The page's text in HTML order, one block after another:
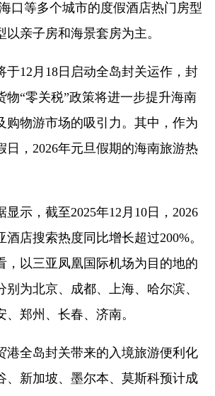
口等多个城市的度假酒店热门房型
以亲子房和海景套房为主。
12月18日启动全岛封关运作，封
物“零关税”政策将进一步提升海南
购物游市场的吸引力。其中，作为
日，2026年元旦假期的海南旅游热
示，截至2025年12月10日，2026
店搜索热度同比增长超过200%。
，以三亚凤凰国际机场为目的地的
别为北京、成都、上海、哈尔滨、
郑州、长春、济南。
全岛封关带来的入境旅游便利化
、新加坡、墨尔本、莫斯科预计成